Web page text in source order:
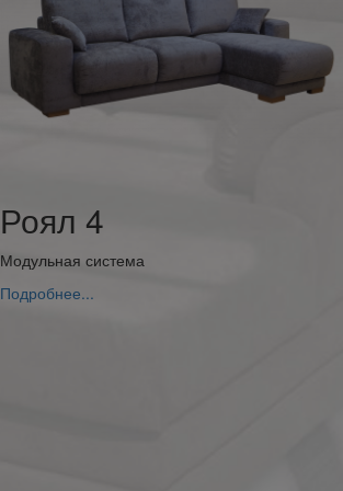
Роял 4
Модульная система
Подробнее...